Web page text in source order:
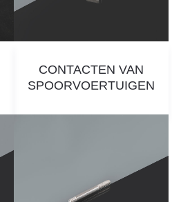
CONTACTEN VAN
SPOORVOERTUIGEN